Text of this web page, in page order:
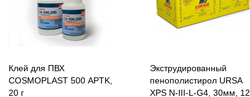
Клей для ПВХ
COSMOPLAST 500 APTK,
20 г
Экструдированный
пенополистирол URSA
XPS N-III-L-G4, 30мм, 12